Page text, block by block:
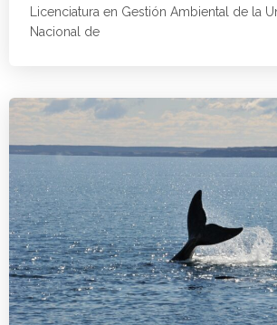
Licenciatura en Gestión Ambiental de la
Nacional de